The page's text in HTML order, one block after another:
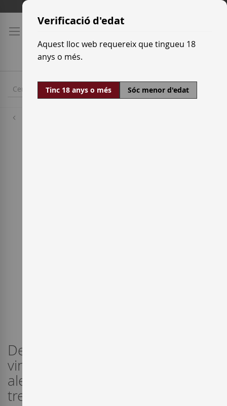
Skip
Content
Des de l'Empordà ens arriben els
vins del celler La Vinyeta. Frescos,
alegres, expressius, reflex del
treball d'aquest jove celler.
Verificació d'edat
Aquest lloc web requereix que tingueu 18
anys o més.
Tinc 18 anys o més Sóc menor d'edat